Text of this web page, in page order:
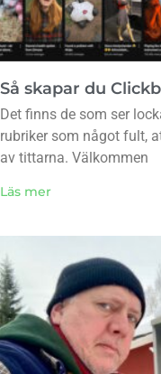
Så skapar du
Det finns de som ser
rubriker som något fult,
av tittarna. Välkommen
Läs mer